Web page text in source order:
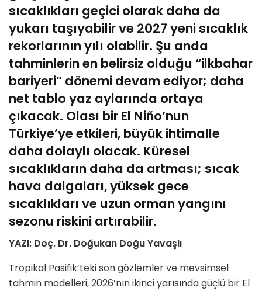
sıcaklıkları geçici olarak daha da
yukarı taşıyabilir ve 2027 yeni sıcaklık
rekorlarının yılı olabilir. Şu anda
tahminlerin en belirsiz olduğu “ilkbahar
bariyeri” dönemi devam ediyor; daha
net tablo yaz aylarında ortaya
çıkacak. Olası bir El Niño’nun
Türkiye’ye etkileri, büyük ihtimalle
daha dolaylı olacak. Küresel
sıcaklıkların daha da artması; sıcak
hava dalgaları, yüksek gece
sıcaklıkları ve uzun orman yangını
sezonu riskini artırabilir.
YAZI: Doç. Dr. Doğukan Doğu Yavaşlı
Tropikal Pasifik’teki son gözlemler ve mevsimsel
tahmin modelleri, 2026’nın ikinci yarısında güçlü bir El